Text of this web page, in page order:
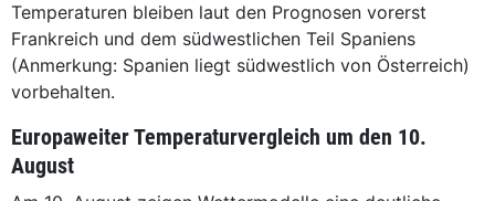
Temperaturen bleiben laut den Prognosen vorerst
Frankreich und dem südwestlichen Teil Spaniens
(Anmerkung: Spanien liegt südwestlich von Österreich)
vorbehalten.
Europaweiter Temperaturvergleich um den 10.
August